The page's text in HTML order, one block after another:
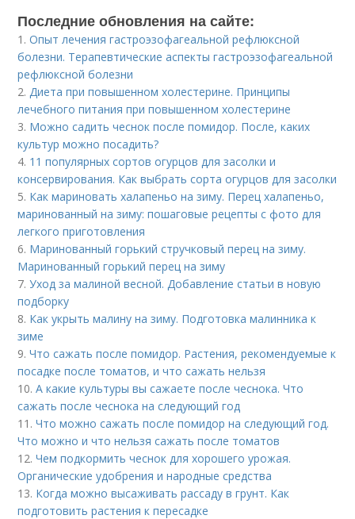
Последние обновления на сайте:
1.Опыт лечения гастроэзофагеальной рефлюксной
болезни. Терапевтические аспекты гастроэзофагеальной
рефлюксной болезни
2.Диета при повышенном холестерине. Принципы
лечебного питания при повышенном холестерине
3. Можно садить чеснок после помидор. После, каких
культур можно посадить?
4. 11 популярных сортов огурцов для засолки и
консервирования. Как выбрать сорта огурцов для засолки
5. Как мариновать халапеньо на зиму. Перец халапеньо,
маринованный на зиму: пошаговые рецепты с фото для
легкого приготовления
6. Маринованный горький стручковый перец на зиму.
Маринованный горький перец на зиму
7.Уход за малиной весной. Добавление статьи в новую
подборку
8. Как укрыть малину на зиму. Подготовка малинника к
зиме
9.Что сажать после помидор. Растения, рекомендуемые к
посадке после томатов, и что сажать нельзя
10.А какие культуры вы сажаете после чеснока. Что
сажать после чеснока на следующий год
11.Что можно сажать после помидор на следующий год.
Что можно и что нельзя сажать после томатов
12.Чем подкормить чеснок для хорошего урожая.
Органические удобрения и народные средства
13. Когда можно высаживать рассаду в грунт. Как
подготовить растения к пересадке